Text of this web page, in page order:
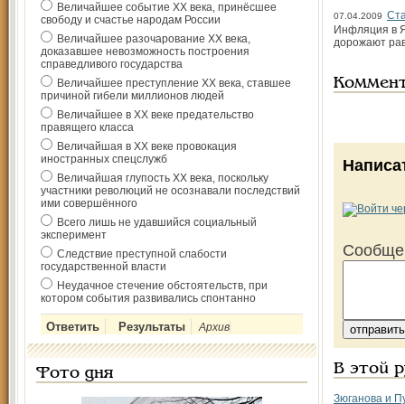
Величайшее событие ХХ века, принёсшее
свободу и счастье народам России
Величайшее разочарование ХХ века,
доказавшее невозможность построения
справедливого государства
Величайшее преступление ХХ века, ставшее
причиной гибели миллионов людей
Величайшее в ХХ веке предательство
правящего класса
Величайшая в ХХ веке провокация
иностранных спецслужб
Величайшая глупость ХХ века, поскольку
участники революций не осознавали последствий
ими совершённого
Всего лишь не удавшийся социальный
эксперимент
Следствие преступной слабости
государственной власти
Неудачное стечение обстоятельств, при
котором события развивались спонтанно
Архив
Фото дня
07.04.2009
Инфляция в
дорожают
В этой
Зюганова и